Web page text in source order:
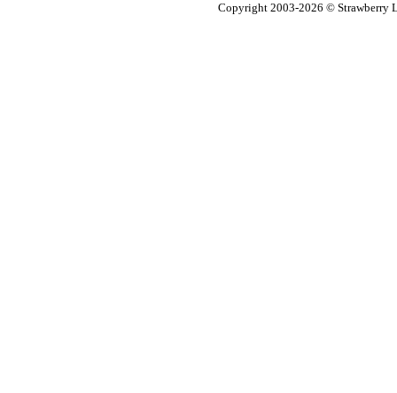
Copyright 2003-2026 © Strawberry